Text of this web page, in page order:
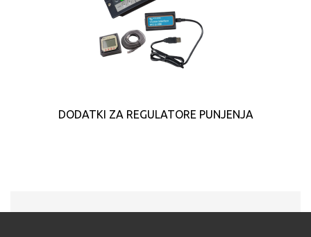
DODATKI ZA REGULATORE PUNJENJA